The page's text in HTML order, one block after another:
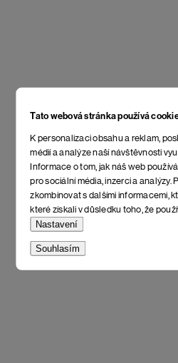
Tato webová stránka používá
K personalizaci obsahu a reklam,
médií a analýze naší návštěvnosti
Informace o tom, jak náš web
pro sociální média, inzerci a analýzy.
zkombinovat s dalšími informacemi,
které získali v důsledku toho, že
Nastavení
Souhlasím